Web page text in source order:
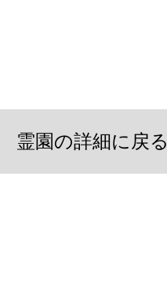
霊園の詳細に戻る